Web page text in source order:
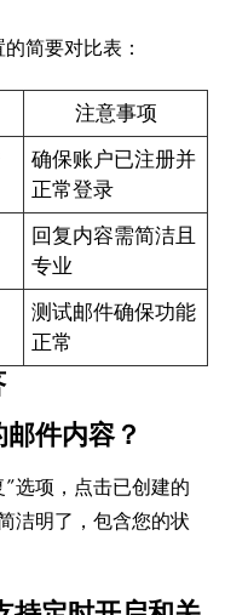
简要对比表：
注意事项
确保账户已注册并
正常登录
回复内容需简洁且
专业
测试邮件确保功能
正常
件内容？
选项，点击已创建的
洁明了，包含您的状